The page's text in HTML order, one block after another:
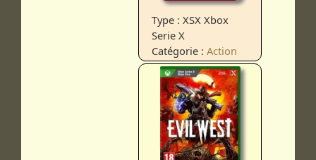
Type : XSX Xbox
Serie X
Catégorie :Action